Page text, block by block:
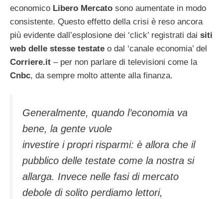
economico Libero Mercato sono aumentate in modo
consistente. Questo effetto della crisi è reso ancora
più evidente dall’esplosione dei ‘click’ registrati dai siti
web delle stesse testate o dal ‘canale economia’ del
Corriere.it – per non parlare di televisioni come la
Cnbc, da sempre molto attente alla finanza.
Generalmente, quando l’economia va
bene, la gente vuole
investire i propri risparmi: è allora che il
pubblico delle testate come la nostra si
allarga. Invece nelle fasi di mercato
debole di solito perdiamo lettori,